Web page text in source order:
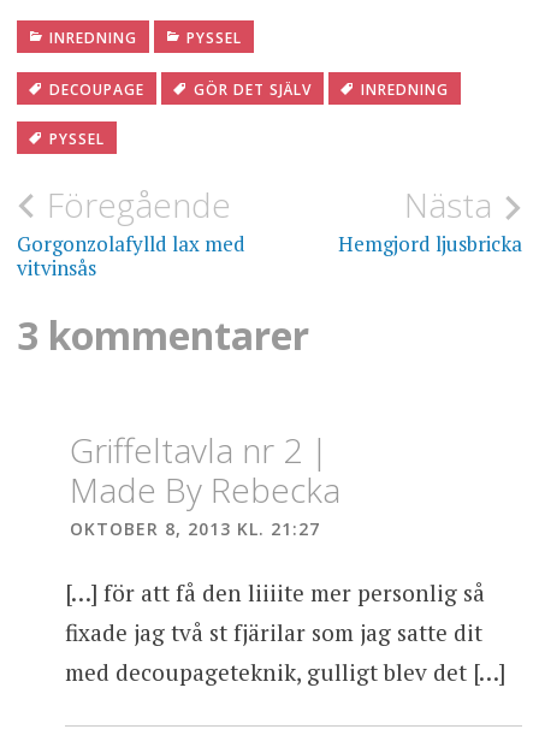
INREDNING PYSSEL
DECOUPAGE GÖR DET SJÄLV INREDNING
PYSSEL
Inläggsnavigering
Föregående
Gorgonzolafylld lax med
vitvinsås
Nästa
Hemgjord ljusbricka
3 kommentarer
Griffeltavla nr 2 |
Made By Rebecka
OKTOBER 8, 2013 KL. 21:27
[…] för att få den liiiite mer personlig så
fixade jag två st fjärilar som jag satte dit
med decoupageteknik, gulligt blev det […]